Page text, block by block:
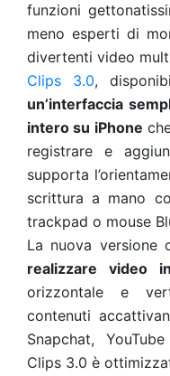
funzioni
meno esperti di
divertenti video
Clips 3.0,
un’interfaccia
intero su iPhone
registrare e
supporta
scrittura a mano
trackpad o mouse
La nuova versione
realizzare video
orizzontale e
contenuti
Snapchat,
Clips 3.0 è